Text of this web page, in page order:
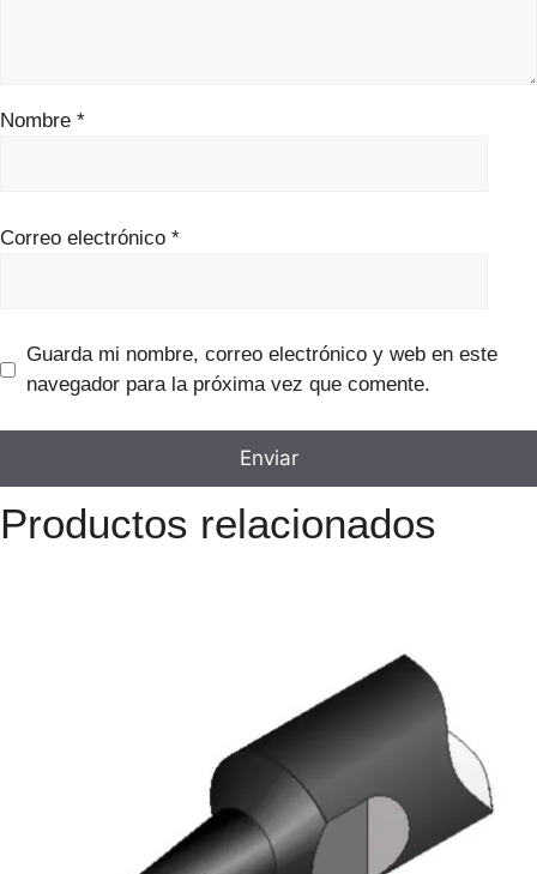
Nombre *
Correo electrónico *
Guarda mi nombre, correo electrónico y web en este
navegador para la próxima vez que comente.
Productos relacionados